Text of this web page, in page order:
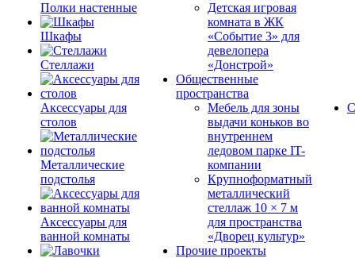
Полки настенные
Шкафы
Стеллажи
Аксессуары для
столов
Металлические
подстолья
Аксессуары для
ванной комнаты
Детская игровая
комната в ЖК
«Событие 3» для
девелопера
«Донстрой»
Общественные
пространства
Мебель для зоны
выдачи коньков во
внутреннем
ледовом парке IT-
компании
Крупноформатный
металлический
стеллаж 10 × 7 м
для пространства
«Дворец культур»
Прочие проекты